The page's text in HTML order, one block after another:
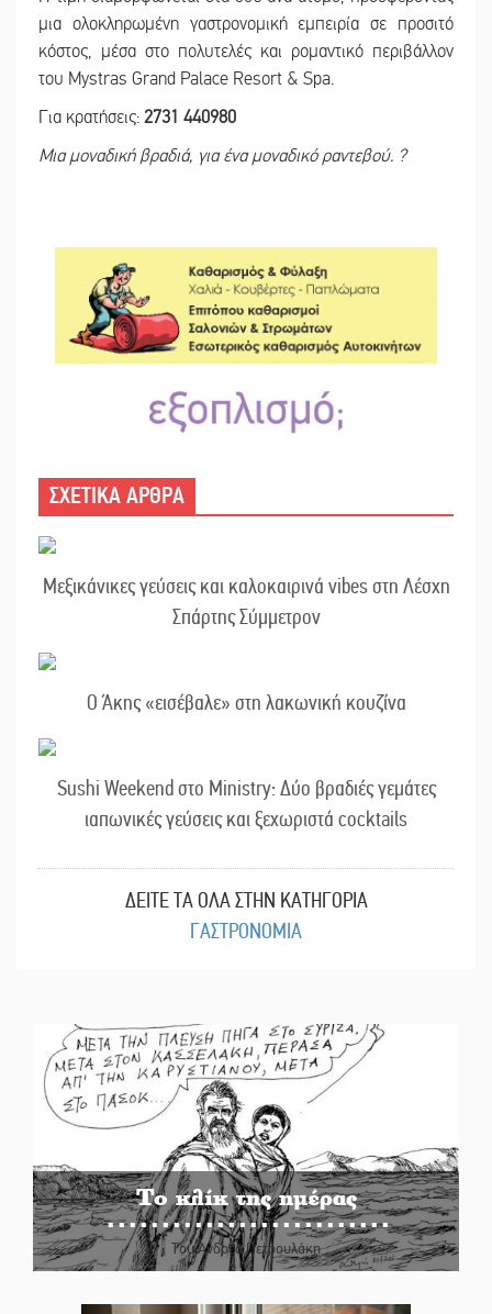
μια ολοκληρωμένη γαστρονομική εμπειρία σε προσιτό
κόστος, μέσα στο πολυτελές και ρομαντικό περιβάλλον
του Mystras Grand Palace Resort & Spa.
Για κρατήσεις: 2731 440980
Μια μοναδική βραδιά, για ένα μοναδικό ραντεβού. ?
ΣΧΕΤΙΚΑ ΑΡΘΡΑ
Μεξικάνικες γεύσεις και καλοκαιρινά vibes στη Λέσχη
Σπάρτης Σύμμετρον
Ο Άκης «εισέβαλε» στη λακωνική κουζίνα
Sushi Weekend στο Ministry: Δύο βραδιές γεμάτες
ιαπωνικές γεύσεις και ξεχωριστά cocktails
ΔΕΙΤΕ ΤΑ ΟΛΑ ΣΤΗΝ ΚΑΤΗΓΟΡΙΑ
ΓΑΣΤΡΟΝΟΜΙΑ
Το κλίκ της ημέρας
Του Ανδρέα Πετρουλάκη